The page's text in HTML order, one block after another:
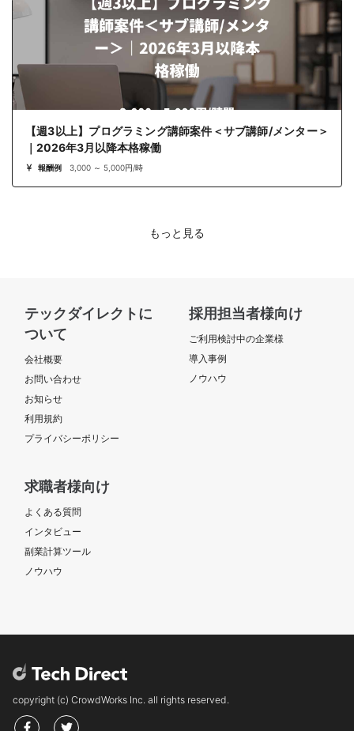
【週3以上】プログラミング講師案件＜サブ講師/メンター＞
｜2026年3月以降本格稼働
報酬例 3,000 ～ 5,000円/時
もっと見る
テックダイレクトに
ついて
会社概要
お問い合わせ
お知らせ
利用規約
プライバシーポリシー
採用担当者様向け
ご利用検討中の企業様
導入事例
ノウハウ
求職者様向け
よくある質問
インタビュー
副業計算ツール
ノウハウ
copyright (c) CrowdWorks Inc. all rights reserved.